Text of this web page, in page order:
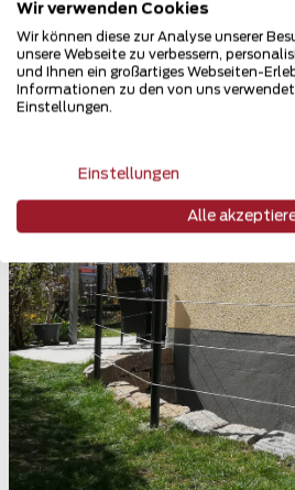
Wir verwenden Cookies
Wir können diese zur Analyse unserer
unsere Webseite zu verbessern,
und Ihnen ein großartiges Webseiten-
Informationen zu den von uns
Einstellungen.
Einstellungen
Alle